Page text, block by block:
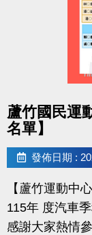
蘆竹國民運
名單】
發佈日期 :
【蘆竹運動中
115年 度汽車
感謝大家熱情